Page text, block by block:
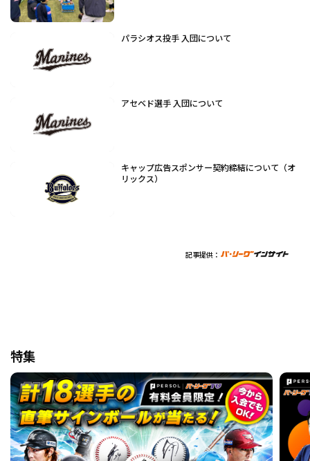
パラシオス投手 入団について
アセベド選手 入団について
キャップ広告スポンサー契約締結について（オ
特集